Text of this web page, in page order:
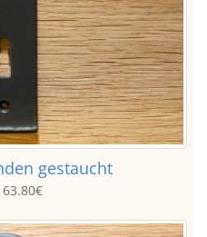
gestaucht
63.80€